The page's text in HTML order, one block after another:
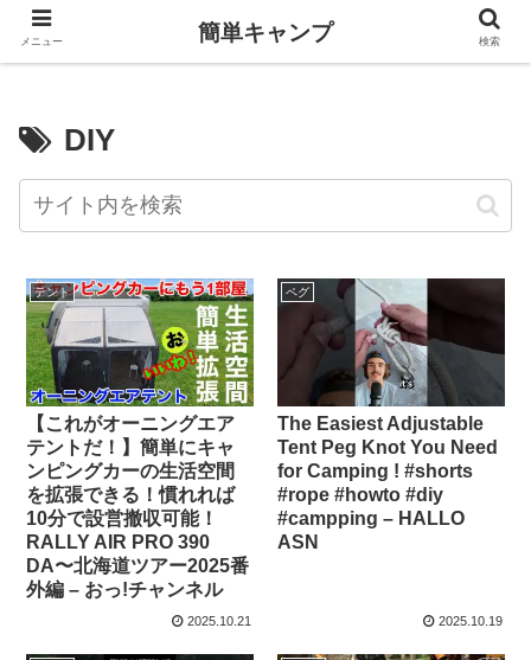
DIY
テント
【これがオーニングエア
テントだ！】簡単にキャ
ンピングカーの生活空間
を拡張できる！慣れれば
10分で設営撤収可能！
RALLY AIR PRO 390
DA〜北海道ツアー2025番
外編 – おっ!チャンネル
2025.10.21
ペグ
The Easiest Adjustable
Tent Peg Knot You Need
for Camping ! #shorts
#rope #howto #diy
#campping – HALLO
ASN
2025.10.19
メニュー 簡単キャンプ 検索